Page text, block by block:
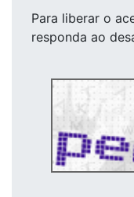
Para liberar o
responda ao